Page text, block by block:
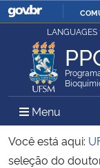
Ministério da Justiça e
Ministério da Defesa
Ministério das Relações
LANGUAGES
Menu
Você está aqui:
seleção do